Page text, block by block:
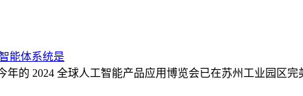
能体系统是
年的 2024 全球人工智能产品应用博览会已在苏州工业园区